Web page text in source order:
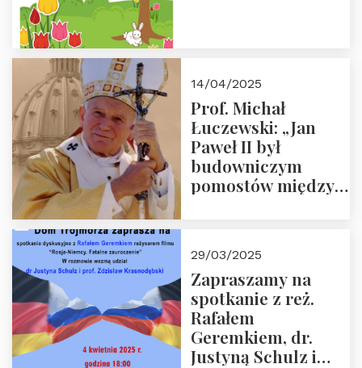
14/04/2025
Prof. Michał
Łuczewski: „Jan
Paweł II był
budowniczym
pomostów między
29/03/2025
Zapraszamy na
spotkanie z reż.
Rafałem
Geremkiem, dr.
Justyną Schulz i